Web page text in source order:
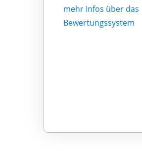
mehr Infos über das
Bewertungssystem